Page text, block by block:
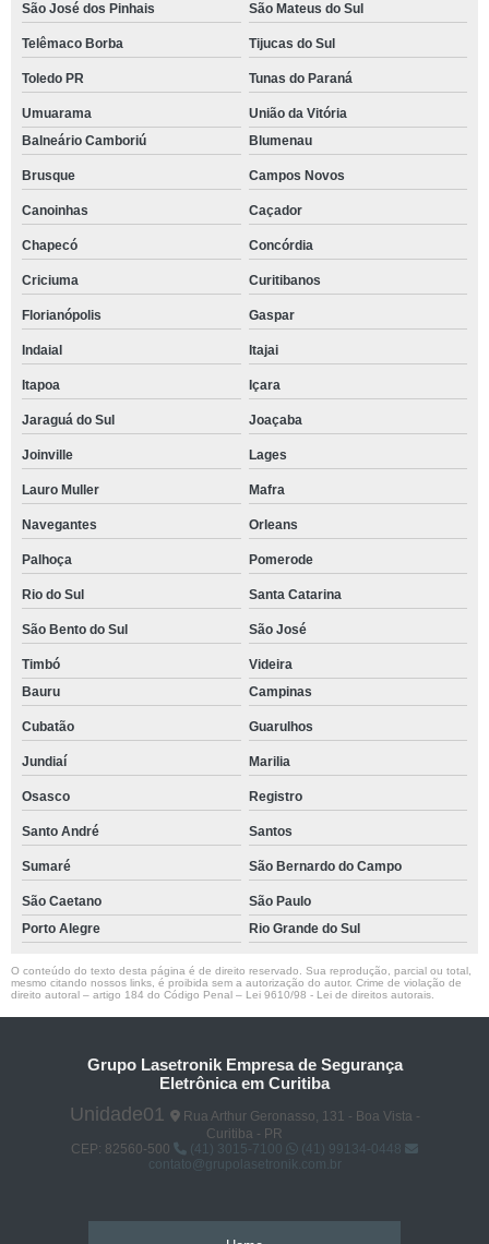
São José dos Pinhais São Mateus do Sul
Telêmaco Borba Tijucas do Sul
Toledo PR Tunas do Paraná
Umuarama
União da Vitória
Balneário Camboriú
Blumenau
Brusque Campos Novos
Canoinhas Caçador
Chapecó Concórdia
Criciuma Curitibanos
Florianópolis Gaspar
Indaial Itajai
Itapoa Içara
Jaraguá do Sul Joaçaba
Joinville Lages
Lauro Muller Mafra
Navegantes Orleans
Palhoça Pomerode
Rio do Sul Santa Catarina
São Bento do Sul São José
Timbó
Videira
Bauru
Campinas
Cubatão Guarulhos
Jundiaí Marilia
Osasco Registro
Santo André Santos
Sumaré São Bernardo do Campo
São Caetano
São Paulo
Porto Alegre
Rio Grande do Sul
O conteúdo do texto desta página é de direito reservado. Sua reprodução, parcial ou total,
mesmo citando nossos links, é proibida sem a autorização do autor. Crime de violação de
direito autoral – artigo 184 do Código Penal – Lei 9610/98 - Lei de direitos autorais
Grupo Lasetronik Empresa de Segurança
Eletrônica em Curitiba
Unidade01
Rua Arthur Geronasso, 131 - Boa Vista -
Curitiba - PR
CEP: 82560-500
(41) 3015-7100
(41) 99134-0448
contato@grupolasetronik.com.br